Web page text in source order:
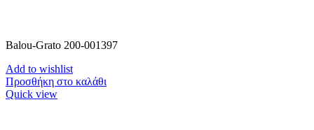
Balou-Grato 200-001397
Add to wishlist
Προσθήκη στο καλάθι
Quick view